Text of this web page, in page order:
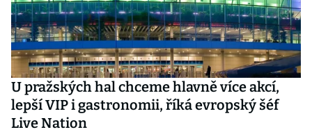
U pražských hal chceme hlavně více akcí,
lepší VIP i gastronomii, říká evropský šéf
Live Nation